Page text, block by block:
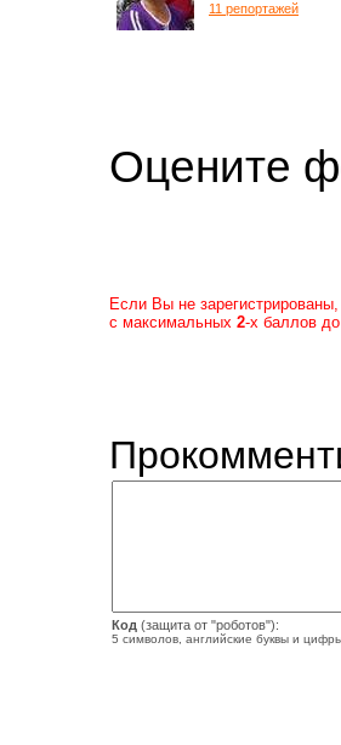
11 репортажей
Если Вы не зарегистрированы,
с максимальных 2-х баллов до
Код (защита от "роботов"):
5 символов, английские буквы и